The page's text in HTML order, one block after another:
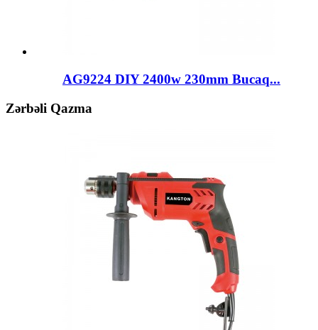
AG9224 DIY 2400w 230mm Bucaq...
Zərbəli Qazma